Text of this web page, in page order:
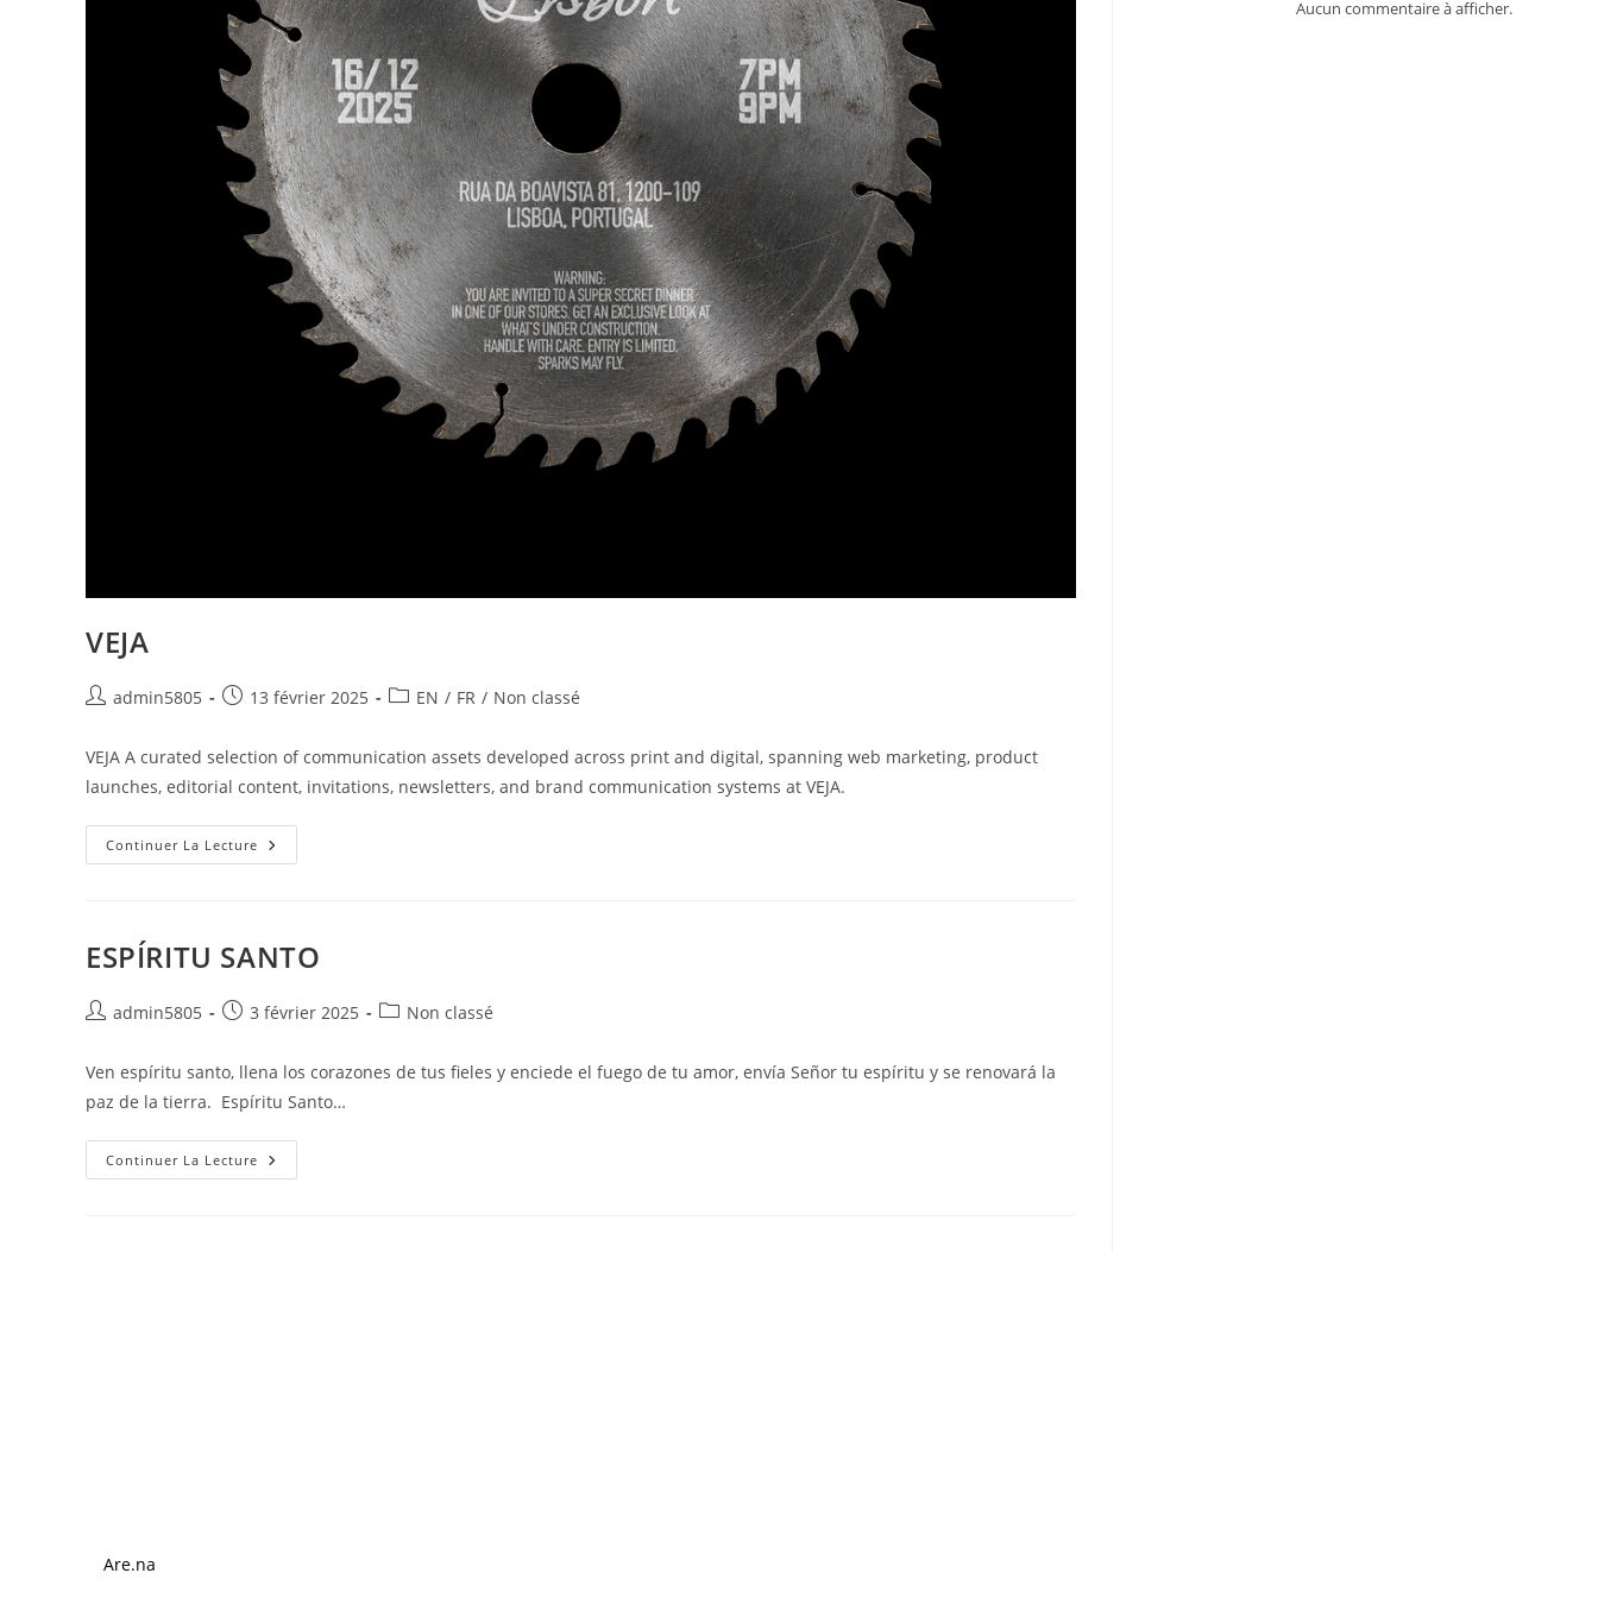
VEJA
Auteur/autrice
la
publication :
admin5805
Publication
13 février 2025
PostEN / FR / Non classé
VEJA A curated selection of communication assets developed across print and digital, spanning web marketing, product
launches, editorial content, invitations, newsletters, and brand communication systems at VEJA.
Continuer La Lecture VEJA
ESPÍRITU SANTO
Auteur/autrice
la
publication :
admin5805
Publication
3 février 2025
PostNon classé
Ven espíritu santo, llena los corazones de tus fieles y enciede el fuego de tu amor, envía Señor tu espíritu y se renovará la
paz de la tierra. Espíritu Santo…
Continuer La Lecture ESPÍRITU
SANTO
Aucun commentaire à afficher.
Are.na